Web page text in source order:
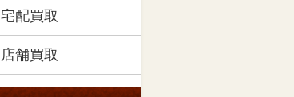
宅配買取
店舗買取